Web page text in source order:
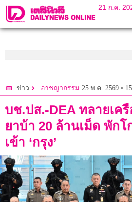
21 ก.ค.
ข่าว อาชญากรรม 25 พ.ค. 2569 •
บช.ปส.-DEA ทลายเค
ยาบ้า 20 ล้านเม็ด พักโก
เข้า ‘กรุง’